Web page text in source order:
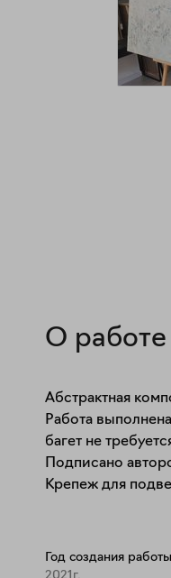
О работе
Абстрактная
Работа
багет не
Подписано
Крепеж для
Год создания